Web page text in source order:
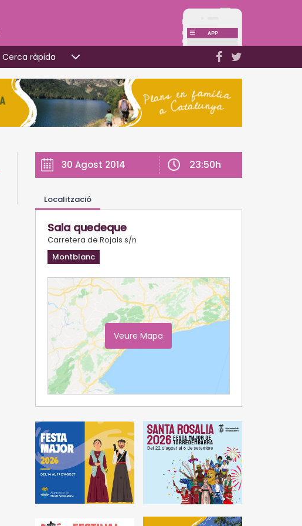
Cerca ràpida
30 Agost 2014 23:50h
Localització
Sala quedeque
Carretera de Rojals s/n
Montblanc
Veure Mapa